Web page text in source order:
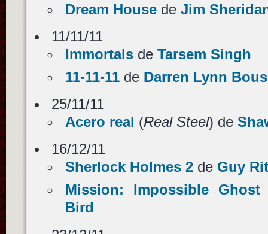
Dream Housede Jim
11/11/11
Immortalsde Tarsem Singh
11-11-11de Darren Lynn
25/11/11
Acero real (Real Steel) de
16/12/11
Sherlock Holmes 2de Guy
Mission: Impossible Ghost
Bird